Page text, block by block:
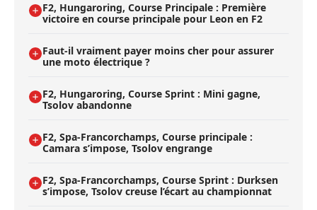
F2, Hungaroring, Course Principale : Première
victoire en course principale pour Leon en F2
Faut-il vraiment payer moins cher pour assurer
une moto électrique ?
F2, Hungaroring, Course Sprint : Mini gagne,
Tsolov abandonne
F2, Spa-Francorchamps, Course principale :
Camara s’impose, Tsolov engrange
F2, Spa-Francorchamps, Course Sprint : Durksen
s’impose, Tsolov creuse l’écart au championnat